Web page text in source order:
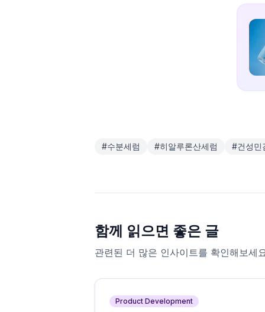
#수분세럼 #히알루론산세럼 #건성민
함께 읽으면 좋은 글
관련된 더 많은 인사이트를 확인해보세
Product Development